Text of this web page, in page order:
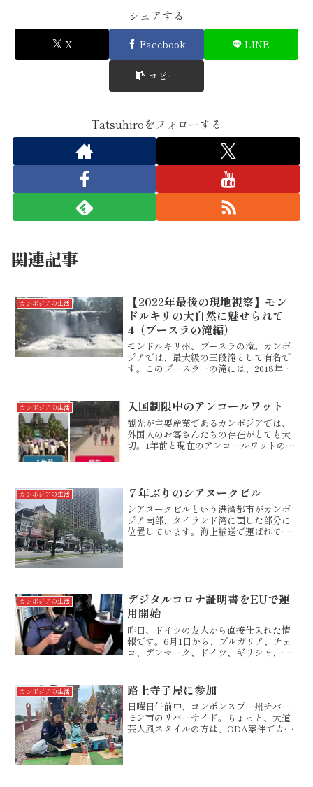
シェアする
X Facebook LINE
コピー
Tatsuhiroをフォローする
関連記事
カンボジアの生活
【2022年最後の現地視察】モン
ドルキリの大自然に魅せられて
4（ブースラの滝編）
モンドルキリ州、ブースラの滝。カンボ
ジアでは、最大級の三段滝として有名で
す。このブースラーの滝には、2018年に
すが、2022年の今回は、観光客を呼び込
もうとする観光局...
カンボジアの生活 入国制限中のアンコールワット
観光が主要産業であるカンボジアでは、
外国人のお客さんたちの存在がとても大
切。1年前と現在のアンコールワットの様
とんどが外国人観光客で...
カンボジアの生活 ７年ぶりのシアヌークビル
シアヌークビルという港湾都市がカンボ
ジア南部、タイランド湾に面した部分に
位置しています。海上輸送で運ばれてき
カンボジアの生活
デジタルコロナ証明書をEUで運
用開始
昨日、ドイツの友人から直接仕入れた情
報です。6月1日から、ブルガリア、チェ
コ、デンマーク、ドイツ、ギリシャ、ク
の発行を開始したようです。これには、
夏の行楽シーズンを控え...
カンボジアの生活 路上寺子屋に参加
日曜日午前中、コンポンスプー州チバー
モン市のリバーサイド。ちょっと、大道
芸人風スタイルの方は、ODA案件でカン